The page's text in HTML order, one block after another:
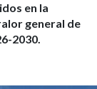
en la
general de
2030.